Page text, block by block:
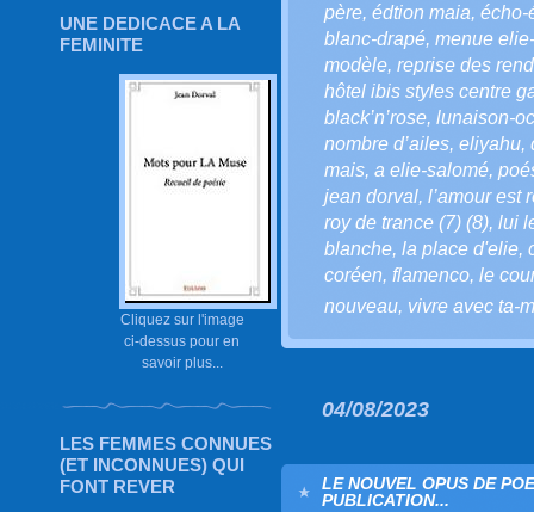
UNE DEDICACE A LA
FEMINITE
Cliquez sur l'image
ci-dessus pour en
savoir plus...
LES FEMMES CONNUES
(ET INCONNUES) QUI
FONT REVER
père, édtion maia, écho-
blanc-drapé, menue
modèle, reprise des
hôtel ibis styles centre
black’n’rose, lunaison-
nombre d’ailes, eliyahu,
mais, a elie-salomé,
jean dorval, l’amour est
roy de trance (7) (8), lui
blanche, la place d'elie,
coréen, flamenco, le
nouveau, vivre avec ta-
04/08/2023
LE NOUVEL OPUS DE
PUBLICATION...